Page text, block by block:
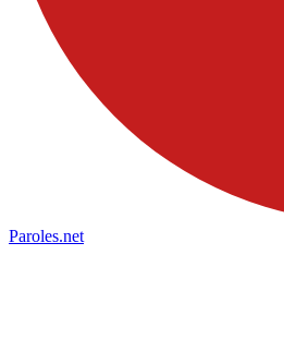
Paroles.net